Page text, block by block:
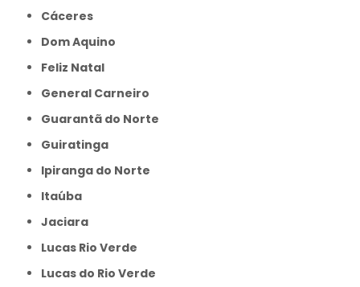
Cáceres
Dom Aquino
Feliz Natal
General Carneiro
Guarantã do Norte
Guiratinga
Ipiranga do Norte
Itaúba
Jaciara
Lucas Rio Verde
Lucas do Rio Verde